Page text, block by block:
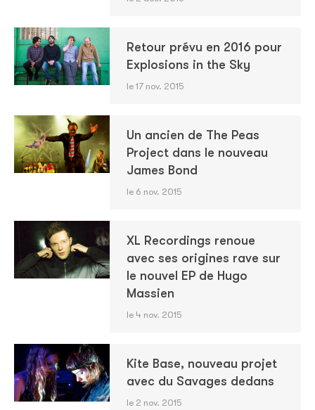
Retour prévu en 2016 pour
Explosions in the Sky
le 17 nov. 2015
Un ancien de The Peas
Project dans le nouveau
James Bond
le 6 nov. 2015
XL Recordings renoue
avec ses origines rave sur
le nouvel EP de Hugo
Massien
le 4 nov. 2015
Kite Base, nouveau projet
avec du Savages dedans
le 2 nov. 2015